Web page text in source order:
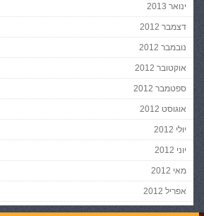
ינואר 2013
דצמבר 2012
נובמבר 2012
אוקטובר 2012
ספטמבר 2012
אוגוסט 2012
יולי 2012
יוני 2012
מאי 2012
אפריל 2012